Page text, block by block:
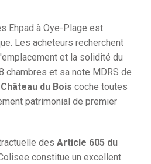
Ehpad à Oye-Plage est
Les acheteurs recherchent
et la solidité du
chambres et sa note MDRS de
du Bois coche toutes
patrimonial de premier
des Article 605 du
constitue un excellent